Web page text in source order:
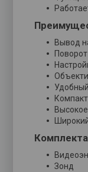
Вывод
Зонд